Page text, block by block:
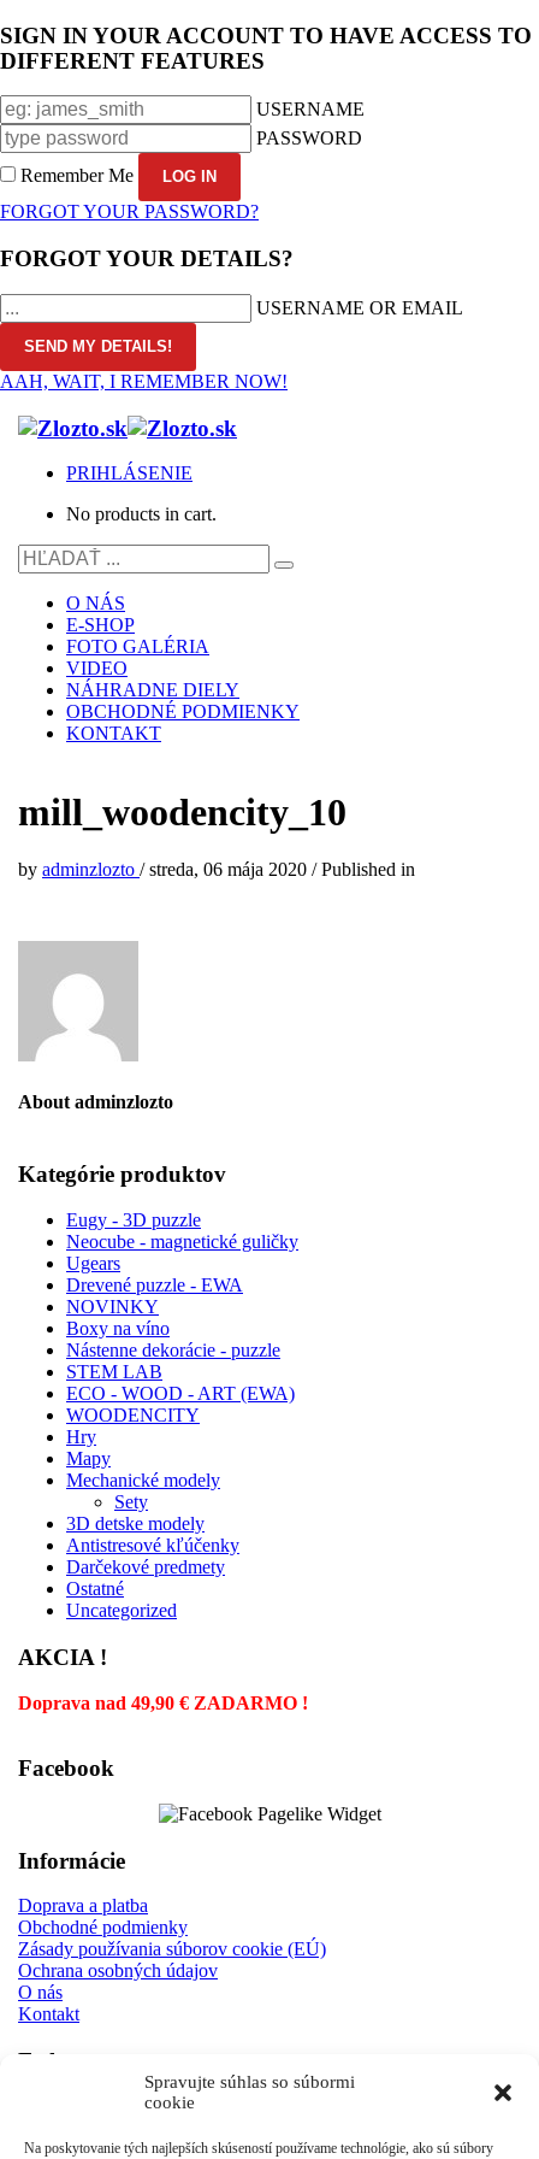
Spravujte súhlas so súbormi
cookie
Na poskytovanie tých najlepších skúseností používame technológie, ako sú súbory
SIGN IN YOUR ACCOUNT TO HAVE ACCESS TO
DIFFERENT FEATURES
USERNAME
PASSWORD
Remember Me
FORGOT YOUR PASSWORD?
FORGOT YOUR DETAILS?
USERNAME OR EMAIL
AAH, WAIT, I REMEMBER NOW!
PRIHLÁSENIE
No products in cart.
O NÁS
E-SHOP
FOTO GALÉRIA
VIDEO
NÁHRADNE DIELY
OBCHODNÉ PODMIENKY
KONTAKT
mill_woodencity_10
by adminzlozto /streda, 06 mája 2020 /Published in
Aboutadminzlozto
Kategórie produktov
Eugy - 3D puzzle
Neocube - magnetické guličky
Ugears
Drevené puzzle - EWA
NOVINKY
Boxy na víno
Nástenne dekorácie - puzzle
STEM LAB
ECO - WOOD - ART (EWA)
WOODENCITY
Hry
Mapy
Mechanické modely
Sety
3D detske modely
Antistresové kľúčenky
Darčekové predmety
Ostatné
Uncategorized
AKCIA !
Doprava nad 49,90 € ZADARMO !
Facebook
Informácie
Doprava a platba
Obchodné podmienky
Zásady používania súborov cookie (EÚ)
Ochrana osobných údajov
O nás
Kontakt
E-shop
Mechanické modely
Antistresové kľúčenky